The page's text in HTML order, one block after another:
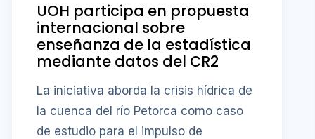
UOH participa en propuesta
internacional sobre
enseñanza de la estadística
mediante datos del CR2
La iniciativa aborda la crisis hídrica de
la cuenca del río Petorca como caso
de estudio para el impulso de